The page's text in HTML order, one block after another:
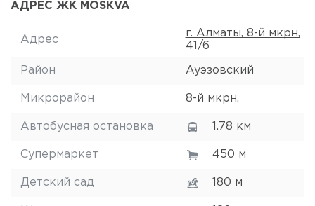
АДРЕС ЖК MOSKVA
Адрес
г. Алматы, 8-й мкрн,
41/6
Район Ауэзовский
Микрорайон 8-й мкрн.
Автобусная остановка 1.78 км
Супермаркет 450 м
Детский сад 180 м